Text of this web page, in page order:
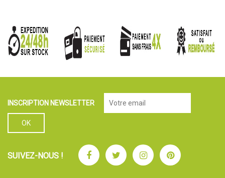
INSCRIPTION NEWSLETTER
SUIVEZ-NOUS ! FacebookTwitterInstagramPinterest